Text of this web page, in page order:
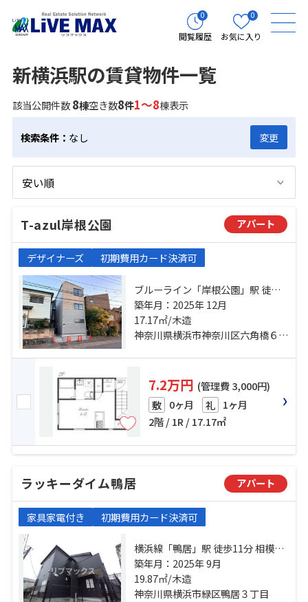
0
閲覧履歴
0
お気に入り
新横浜駅の賃貸物件一覧
該当公開件数8棟空き数8件1～8棟表示
検索条件： なし 変更
T-azul岸根公園 アパート
デザイナーズ 初期費用カード決済可
ブルーライン「岸根公園」駅 徒歩6
分 東急東横線「白楽」駅 徒歩20分
東急新横浜線「新横浜」駅 徒歩26
分
築年月：2025年 12月
17.17㎡/木造
神奈川県横浜市神奈川区六角橋６丁目
7.2万円 (管理費 3,000円)
敷 0ヶ月 礼 1ヶ月
2階 / 1R / 17.17㎡
ラッキーダイム鴨居 アパート
家具家電付き 初期費用カード決済可
横浜線「鴨居」駅 徒歩11分 相模鉄
道相鉄新横浜「西谷」駅 バス18
分 鴨居町 停歩9分 東急新横浜線
「新横浜」駅 バス22分 西菅田団地
築年月：2025年 9月
19.87㎡/木造
神奈川県横浜市緑区鴨居３丁目